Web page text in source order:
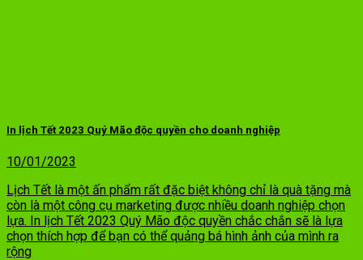
In lịch Tết 2023 Quý Mão độc quyền cho doanh nghiệp
10/01/2023
Lịch Tết là một ấn phẩm rất đặc biệt không chỉ là quà tặng mà
còn là một công cụ marketing được nhiều doanh nghiệp chọn
lựa. In lịch Tết 2023 Quý Mão độc quyền chắc chắn sẽ là lựa
chọn thích hợp để bạn có thể quảng bá hình ảnh của mình ra
rộng